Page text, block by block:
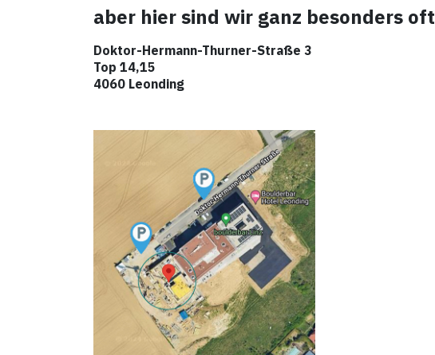
aber hier sind wir ganz besonders oft
Doktor-Hermann-Thurner-Straße 3
Top 14,15
4060 Leonding